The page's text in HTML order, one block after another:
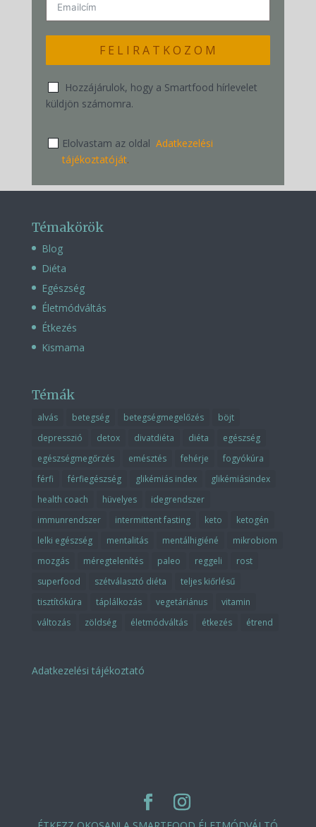
F E L I R A T K O Z O M
Hozzájárulok, hogy a Smartfood hírlevelet
küldjön számomra.
Elolvastam az oldal Adatkezelési
tájékoztatóját.
Témakörök
Blog
Diéta
Egészség
Életmódváltás
Étkezés
Kismama
Témák
alvás betegség betegségmegelőzés
böjt
depresszió
detox divatdiéta diéta
egészség
egészségmegőrzés
emésztés fehérje
fogyókúra
férfi
férfiegészség glikémiás index
glikémiásindex
health coach
hüvelyes
idegrendszer
immunrendszer
intermittent fasting keto
ketogén
lelki egészség
mentalitás mentálhigiéné
mikrobiom
mozgás
méregtelenítés paleo reggeli
rost
superfood
szétválasztó diéta
teljes kiőrlésű
tisztítókúra
táplálkozás vegetáriánus
vitamin
változás
zöldség életmódváltás étkezés étrend
Adatkezelési tájékoztató